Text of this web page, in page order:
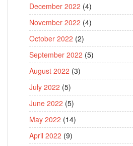
December 2022 (4)
November 2022 (4)
October 2022 (2)
September 2022 (5)
August 2022 (3)
July 2022 (5)
June 2022 (5)
May 2022 (14)
April 2022 (9)